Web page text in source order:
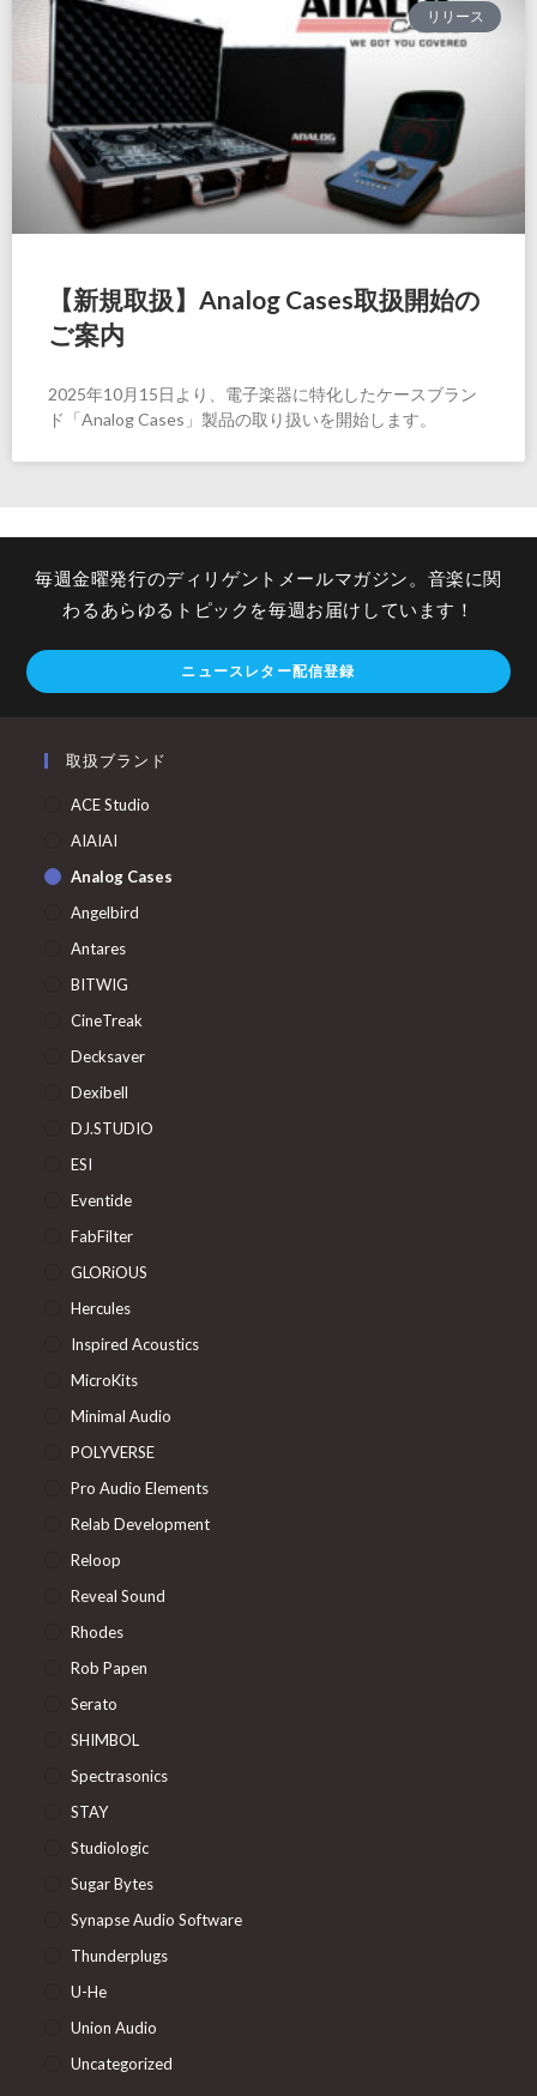
リリース
【新規取扱】Analog Cases取扱開始の
ご案内
2025年10月15日より、電子楽器に特化したケースブラン
ド「Analog Cases」製品の取り扱いを開始します。
毎週金曜発行のディリゲントメールマガジン。音楽に関
わるあらゆるトピックを毎週お届けしています！
ニュースレター配信登録
取扱ブランド
ACE Studio
AIAIAI
Analog Cases
Angelbird
Antares
BITWIG
CineTreak
Decksaver
Dexibell
DJ.STUDIO
ESI
Eventide
FabFilter
GLORiOUS
Hercules
Inspired Acoustics
MicroKits
Minimal Audio
POLYVERSE
Pro Audio Elements
Relab Development
Reloop
Reveal Sound
Rhodes
Rob Papen
Serato
SHIMBOL
Spectrasonics
STAY
Studiologic
Sugar Bytes
Synapse Audio Software
Thunderplugs
U-He
Union Audio
Uncategorized